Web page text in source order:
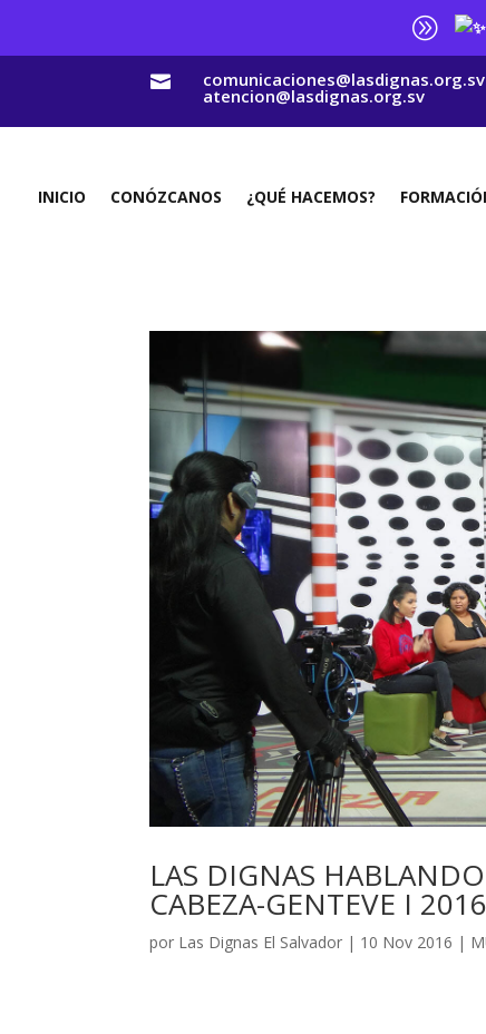
A

atencion@lasdignas.org.sv
INICIO CONÓZCANOS ¿QUÉ HACEMOS?
LAS DIGNAS
CABEZA-GENTEVE I 2016
por Las Dignas El Salvador | 10 Nov 2016 |